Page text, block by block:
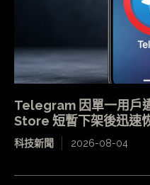
Telegram 因單一用戶
Store 短暫下架後迅速
科技新聞 2026-08-04